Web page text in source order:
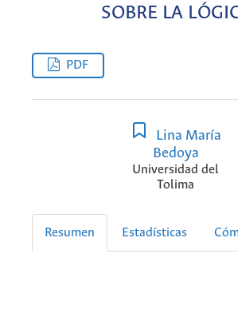
SOBRE LA
PDF
Lina María
Bedoya
Universidad del
Tolima
Resumen Estadísticas